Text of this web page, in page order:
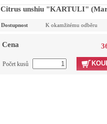
Citrus unshiu "KARTULI"
Dostupnost K okamžitému odběru
Cena
Počet kusů